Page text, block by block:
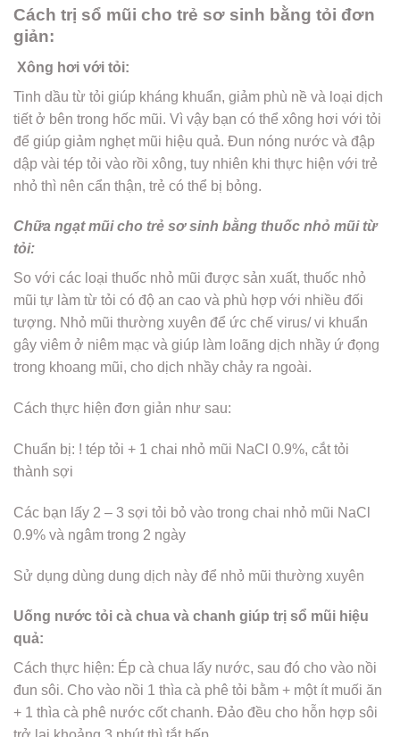
Cách trị sổ mũi cho trẻ sơ sinh bằng tỏi đơn
giản:
Xông hơi với tỏi:
Tinh dầu từ tỏi giúp kháng khuẩn, giảm phù nề và loại dịch
tiết ở bên trong hốc mũi. Vì vậy bạn có thể xông hơi với tỏi
để giúp giảm nghẹt mũi hiệu quả. Đun nóng nước và đập
dập vài tép tỏi vào rồi xông, tuy nhiên khi thực hiện với trẻ
nhỏ thì nên cẩn thận, trẻ có thể bị bỏng.
Chữa ngạt mũi cho trẻ sơ sinh bằng thuốc nhỏ mũi từ
tỏi:
So với các loại thuốc nhỏ mũi được sản xuất, thuốc nhỏ
mũi tự làm từ tỏi có độ an cao và phù hợp với nhiều đối
tượng. Nhỏ mũi thường xuyên để ức chế virus/ vi khuẩn
gây viêm ở niêm mạc và giúp làm loãng dịch nhầy ứ đọng
trong khoang mũi, cho dịch nhầy chảy ra ngoài.
Cách thực hiện đơn giản như sau:
Chuẩn bị: ! tép tỏi + 1 chai nhỏ mũi NaCl 0.9%, cắt tỏi
thành sợi
Các bạn lấy 2 – 3 sợi tỏi bỏ vào trong chai nhỏ mũi NaCl
0.9% và ngâm trong 2 ngày
Sử dụng dùng dung dịch này để nhỏ mũi thường xuyên
Uống nước tỏi cà chua và chanh giúp trị sổ mũi hiệu
quả:
Cách thực hiện: Ép cà chua lấy nước, sau đó cho vào nồi
đun sôi. Cho vào nồi 1 thìa cà phê tỏi bằm + một ít muối ăn
+ 1 thìa cà phê nước cốt chanh. Đảo đều cho hỗn hợp sôi